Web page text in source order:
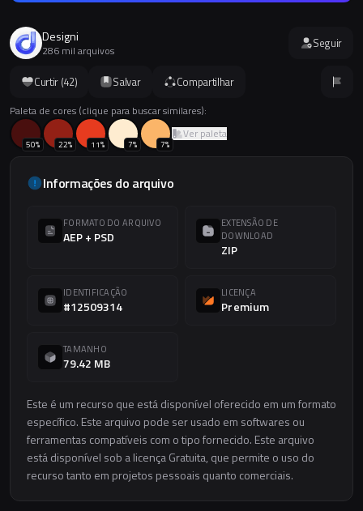
Curtir (42) Salvar Compartilhar
Paleta de cores (clique para buscar similares):
50% 22% 11% 7% 7%
Ver paleta
Informações do arquivo
FORMATO DO ARQUIVO
AEP + PSD
EXTENSÃO DE
DOWNLOAD
ZIP
IDENTIFICAÇÃO
#12509314
LICENÇA
Premium
TAMANHO
79.42 MB
Este é um recurso que está disponível oferecido em um formato
específico. Este arquivo pode ser usado em softwares ou
ferramentas compatíveis com o tipo fornecido. Este arquivo
está disponível sob a licença Gratuita, que permite o uso do
recurso tanto em projetos pessoais quanto comerciais.
Designi
286 mil arquivos Seguir